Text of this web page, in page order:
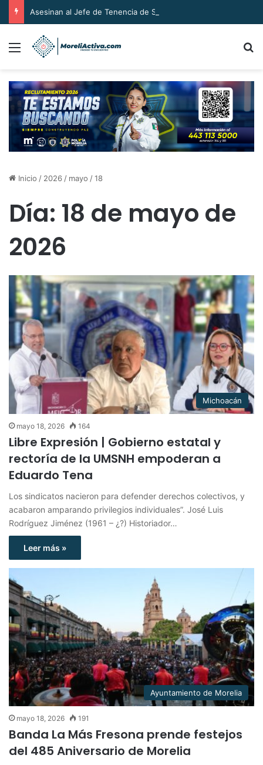
Asesinan al Jefe de Tenencia de Santiago Undameo
Menú
Inicio / 2026 / mayo /18
Día: 18 de mayo de
2026
Michoacán
mayo 18, 2026 164
Libre Expresión | Gobierno estatal y
rectoría de la UMSNH empoderan a
Eduardo Tena
Los sindicatos nacieron para defender derechos colectivos, y
acabaron amparando privilegios individuales”. José Luis
Rodríguez Jiménez (1961 – ¿?) Historiador…
Leer más »
Ayuntamiento de Morelia
mayo 18, 2026 191
Banda La Más Fresona prende festejos
del 485 Aniversario de Morelia